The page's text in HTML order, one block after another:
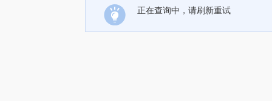
正在查询中，请刷新重试